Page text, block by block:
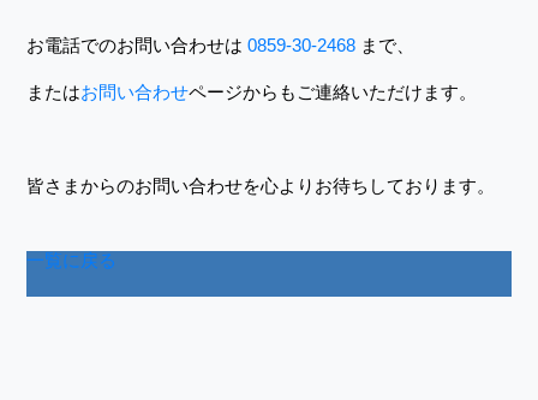
お電話でのお問い合わせは0859-30-2468 まで、
またはお問い合わせページからもご連絡いただけます。
皆さまからのお問い合わせを心よりお待ちしております。
一覧に戻る